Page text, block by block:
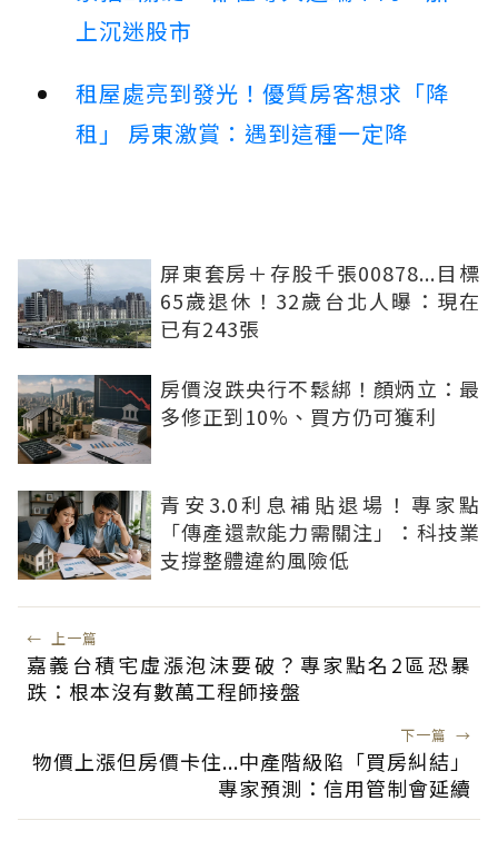
上沉迷股市
租屋處亮到發光！優質房客想求「降
租」 房東激賞：遇到這種一定降
屏東套房＋存股千張00878...目標
65歲退休！32歲台北人曝：現在
已有243張
房價沒跌央行不鬆綁！顏炳立：最
多修正到10%、買方仍可獲利
青安3.0利息補貼退場！專家點
「傳產還款能力需關注」：科技業
支撐整體違約風險低
← 上一篇
嘉義台積宅虛漲泡沫要破？專家點名2區恐暴
跌：根本沒有數萬工程師接盤
下一篇 →
物價上漲但房價卡住...中產階級陷「買房糾結」
專家預測：信用管制會延續